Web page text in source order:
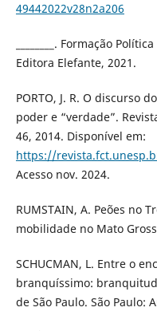
49442022v28n2a206
________. Formação
Editora Elefante, 2021.
PORTO, J. R. O discurso
poder e “verdade”.
46, 2014. Disponível em:
https://
Acesso nov. 2024.
RUMSTAIN, A. Peões no
mobilidade no Mato
SCHUCMAN, L. Entre o
branquíssimo:
de São Paulo. São Paulo: